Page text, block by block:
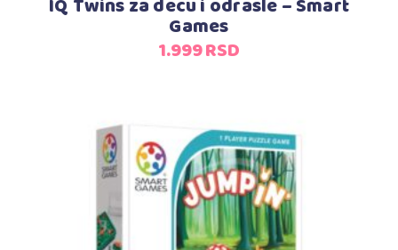
IQ Twins za decu i odrasle – Smart
Games
1.999RSD